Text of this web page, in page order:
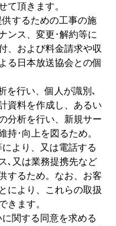
て頂きます。
するための工事の施
ンス、変更･解約等に
、および料金請求や収
る日本放送協会との個
を行い、個人が識別､
資料を作成し、あるい
分析を行い、新規サー
持･向上を図るため。
より、又は電話する
､又は業務提携先など
するため。なお、お客
により、これらの取扱
きます。
関する同意を求める